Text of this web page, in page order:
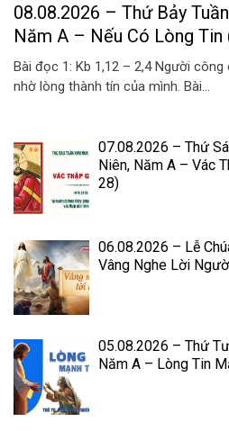
08.08.2026 – Thứ Bảy
Năm A – Nếu Có Lòng
Bài đọc 1: Kb 1,12 – 2,4 Người
nhờ lòng thành tín của mình. Bài...
07.08.2026 – Thứ
Niên, Năm A – Vác
28)
06.08.2026 – Lễ
Vâng Nghe Lời
05.08.2026 – Thứ
Năm A – Lòng Tin